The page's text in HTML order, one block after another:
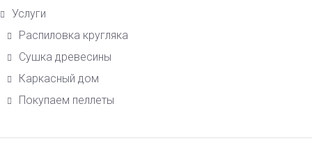
Услуги
Распиловка кругляка
Сушка древесины
Каркасный дом
Покупаем пеллеты